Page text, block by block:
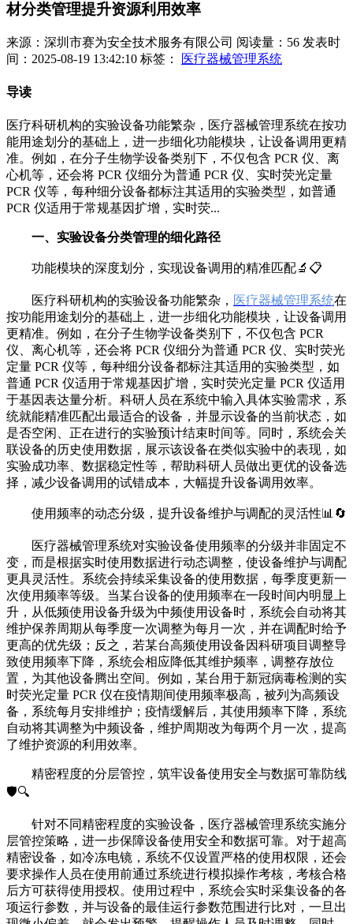
材分类管理提升资源利用效率
来源：深圳市赛为安全技术服务有限公司 阅读量：56 发表时
间：2025-08-19 13:42:10 标签： 医疗器械管理系统
导读
医疗科研机构的实验设备功能繁杂，医疗器械管理系统在按功
能用途划分的基础上，进一步细化功能模块，让设备调用更精
准。例如，在分子生物学设备类别下，不仅包含 PCR 仪、离
心机等，还会将 PCR 仪细分为普通 PCR 仪、实时荧光定量
PCR 仪等，每种细分设备都标注其适用的实验类型，如普通
PCR 仪适用于常规基因扩增，实时荧...
一、实验设备分类管理的细化路径
功能模块的深度划分，实现设备调用的精准匹配🔬📋
医疗科研机构的实验设备功能繁杂， 医疗器械管理系统在
按功能用途划分的基础上，进一步细化功能模块，让设备调用
更精准。例如，在分子生物学设备类别下，不仅包含 PCR
仪、离心机等，还会将 PCR 仪细分为普通 PCR 仪、实时荧光
定量 PCR 仪等，每种细分设备都标注其适用的实验类型，如
普通 PCR 仪适用于常规基因扩增，实时荧光定量 PCR 仪适用
于基因表达量分析。科研人员在系统中输入具体实验需求，系
统就能精准匹配出最适合的设备，并显示设备的当前状态，如
是否空闲、正在进行的实验预计结束时间等。同时，系统会关
联设备的历史使用数据，展示该设备在类似实验中的表现，如
实验成功率、数据稳定性等，帮助科研人员做出更优的设备选
择，减少设备调用的试错成本，大幅提升设备调用效率。
使用频率的动态分级，提升设备维护与调配的灵活性📊🔄
医疗器械管理系统对实验设备使用频率的分级并非固定不
变，而是根据实时使用数据进行动态调整，使设备维护与调配
更具灵活性。系统会持续采集设备的使用数据，每季度更新一
次使用频率等级。当某台设备的使用频率在一段时间内明显上
升，从低频使用设备升级为中频使用设备时，系统会自动将其
维护保养周期从每季度一次调整为每月一次，并在调配时给予
更高的优先级；反之，若某台高频使用设备因科研项目调整导
致使用频率下降，系统会相应降低其维护频率，调整存放位
置，为其他设备腾出空间。例如，某台用于新冠病毒检测的实
时荧光定量 PCR 仪在疫情期间使用频率极高，被列为高频设
备，系统每月安排维护；疫情缓解后，其使用频率下降，系统
自动将其调整为中频设备，维护周期改为每两个月一次，提高
了维护资源的利用效率。
精密程度的分层管控，筑牢设备使用安全与数据可靠防线
🛡️🔍
针对不同精密程度的实验设备，医疗器械管理系统实施分
层管控策略，进一步保障设备使用安全和数据可靠。对于超高
精密设备，如冷冻电镜，系统不仅设置严格的使用权限，还会
要求操作人员在使用前通过系统进行模拟操作考核，考核合格
后方可获得使用授权。使用过程中，系统会实时采集设备的各
项运行参数，并与设备的最佳运行参数范围进行比对，一旦出